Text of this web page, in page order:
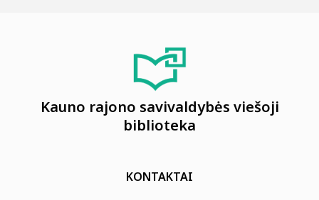
Kauno rajono savivaldybės viešoji
biblioteka
KONTAKTAI